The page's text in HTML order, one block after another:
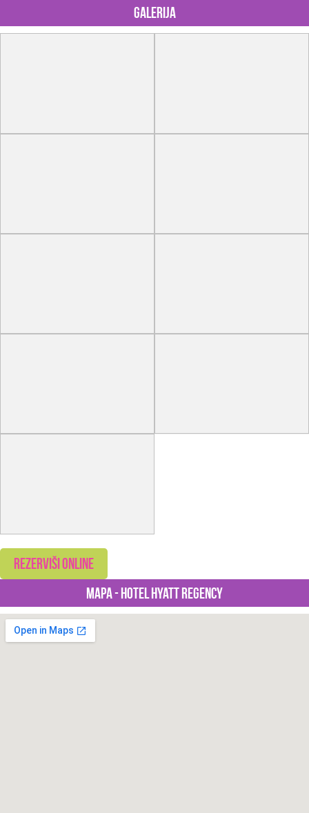
Galerija
rezerviši online
Mapa - Hotel Hyatt Regency